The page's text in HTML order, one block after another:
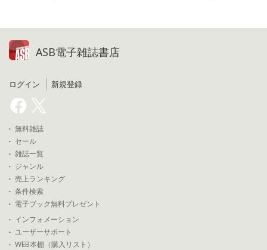
ASB電子雑誌書店
ログイン 新規登録
無料雑誌
セール
雑誌一覧
ジャンル
売上ランキング
条件検索
電子ブック無料プレゼント
インフォメーション
ユーザーサポート
WEB本棚（購入リスト）